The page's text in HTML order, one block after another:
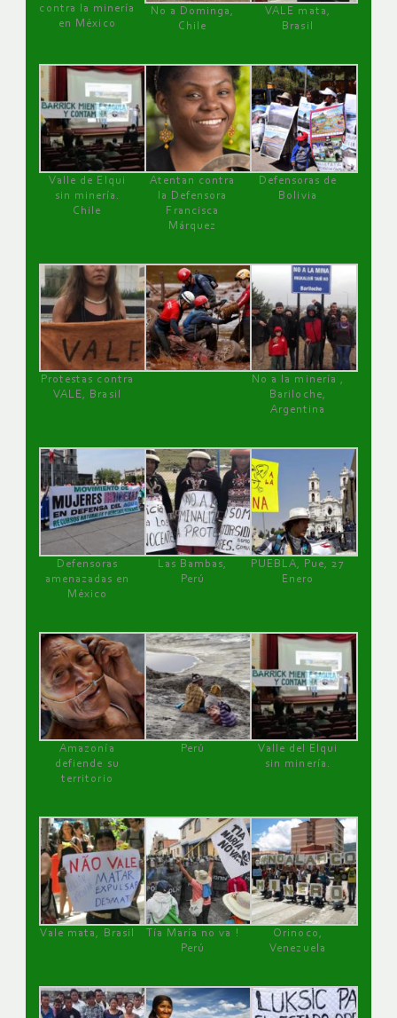
contra la minería
en México
No a Dominga,
Chile
VALE mata,
Brasil
Valle de Elqui
sin minería.
Chile
Atentan contra
la Defensora
Francisca
Márquez
Defensoras de
Bolivia
Protestas contra
VALE, Brasil
No a la minería ,
Bariloche,
Argentina
Defensoras
amenazadas en
México
Las Bambas,
Perú
PUEBLA, Pue, 27
Enero
Amazonía
defiende su
territorio
Perú
Valle del Elqui
sin minería.
Vale mata, Brasil
Tía María no va !
Perú
Orinoco,
Venezuela